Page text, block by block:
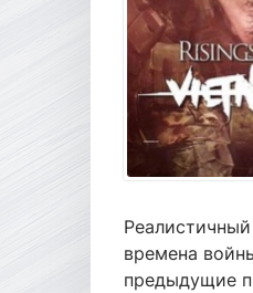
времена
предыдущие